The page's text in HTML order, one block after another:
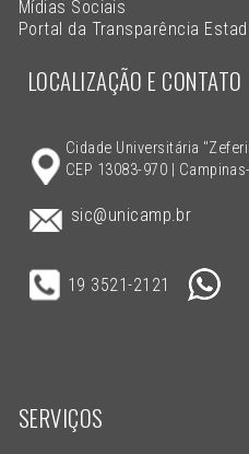
Mídias Sociais
Portal da Transparência
LOCALIZAÇÃO E CONTATO
Cidade Universitária
CEP 13083-970 |
sic@unicamp.br
19 3521-2121
SERVIÇOS